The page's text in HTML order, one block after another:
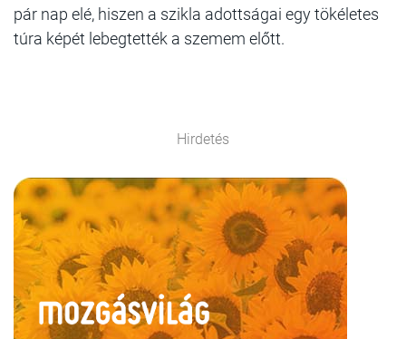
pár nap elé, hiszen a szikla adottságai egy tökéletes
túra képét lebegtették a szemem előtt.
Hirdetés